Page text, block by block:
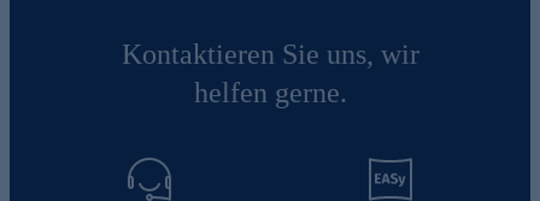
Kontaktieren Sie uns, wir
helfen gerne.